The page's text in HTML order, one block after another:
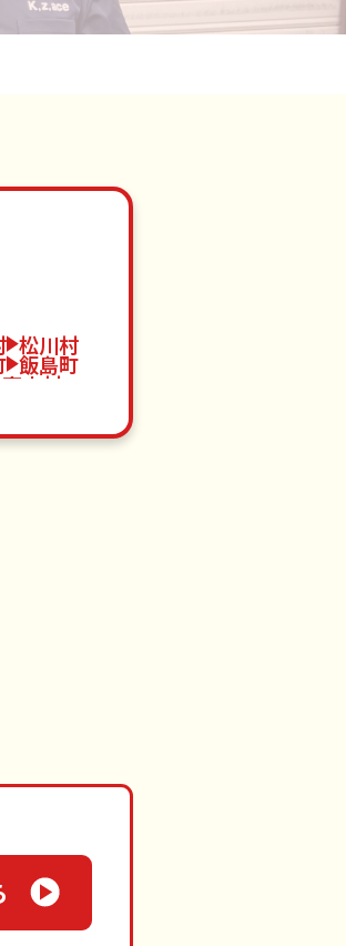
松川村
飯島町
高山村